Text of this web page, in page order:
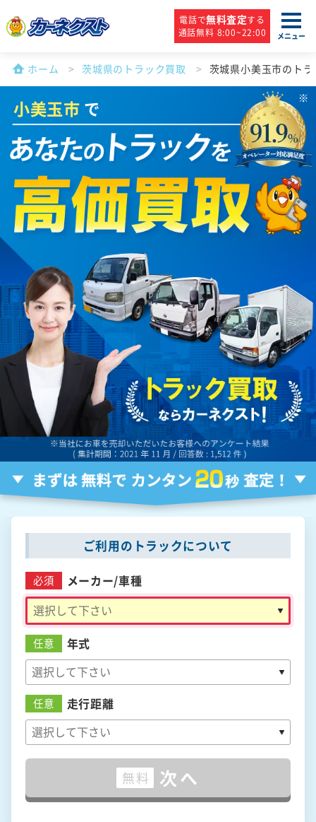
電話で無料査定する
通話無料 8:00~22:00
メニュー
ホーム 茨城県のトラック買取 茨城県小美玉市のト
小美玉市 で
ご利用のトラックについて
必須 メーカー/車種
任意 年式
任意 走行距離
無料 次へ